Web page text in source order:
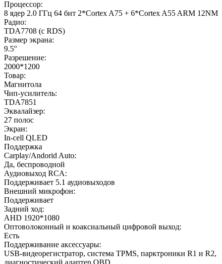
Процессор:
8 ядер 2.0 ГГц 64 бит 2*Cortex A75 + 6*Cortex A55 ARM 12NM
Радио:
TDA7708 (с RDS)
Размер экрана:
9.5"
Разрешение:
2000*1200
Товар:
Магнитола
Чип-усилитель:
TDA7851
Эквалайзер:
27 полос
Экран:
In-cell QLED
Поддержка
Carplay/Andorid Auto:
Да, беспроводной
Аудиовыход RCA:
Поддерживает 5.1 аудиовыходов
Внешний микрофон:
Поддерживает
Задний ход:
AHD 1920*1080
Оптоволоконный и коаксиальный цифровой выход:
Есть
Поддерживание аксессуары:
USB-видеорегистратор, система TPMS, парктроники R1 и R2,
диагностический адаптер OBD